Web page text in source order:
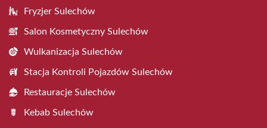
Fryzjer Sulechów
Salon Kosmetyczny Sulechów
Wulkanizacja Sulechów
Stacja Kontroli Pojazdów Sulechów
Restauracje Sulechów
Kebab Sulechów